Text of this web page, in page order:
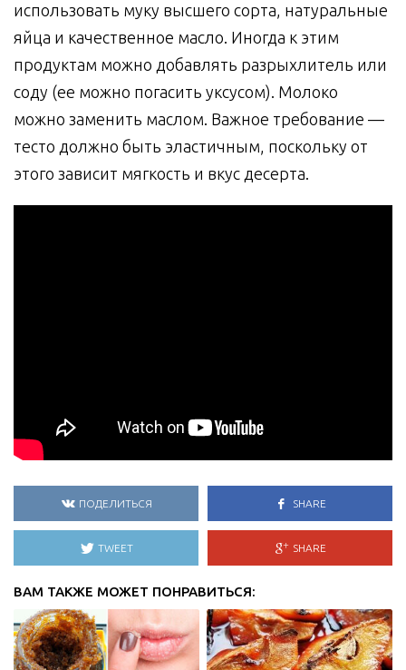
использовать муку высшего сорта, натуральные
яйца и качественное масло. Иногда к этим
продуктам можно добавлять разрыхлитель или
соду (ее можно погасить уксусом). Молоко
можно заменить маслом. Важное требование —
тесто должно быть эластичным, поскольку от
этого зависит мягкость и вкус десерта.
ПОДЕЛИТЬСЯ SHARE
TWEET SHARE
ВАМ ТАКЖЕ МОЖЕТ ПОНРАВИТЬСЯ: